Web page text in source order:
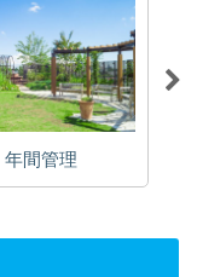
年間管理